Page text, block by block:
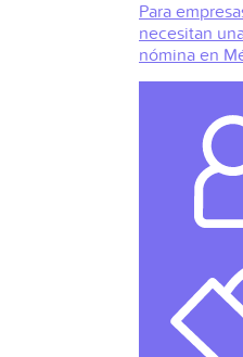
Para
necesitan
nómina en